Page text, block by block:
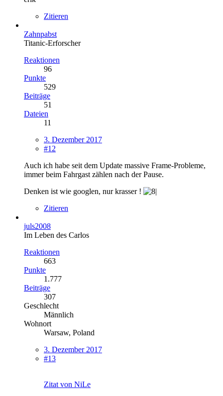
Zitieren
Zahnpabst
Titanic-Erforscher
Reaktionen
96
Punkte
529
Beiträge
51
Dateien
11
3. Dezember 2017
#12
Auch ich habe seit dem Update massive Frame-Probleme,
immer beim Fahrgast zählen nach der Pause.
Denken ist wie googlen, nur krasser !
Zitieren
juls2008
Im Leben des Carlos
Reaktionen
663
Punkte
1.777
Beiträge
307
Geschlecht
Männlich
Wohnort
Warsaw, Poland
3. Dezember 2017
#13
Zitat von NiLe